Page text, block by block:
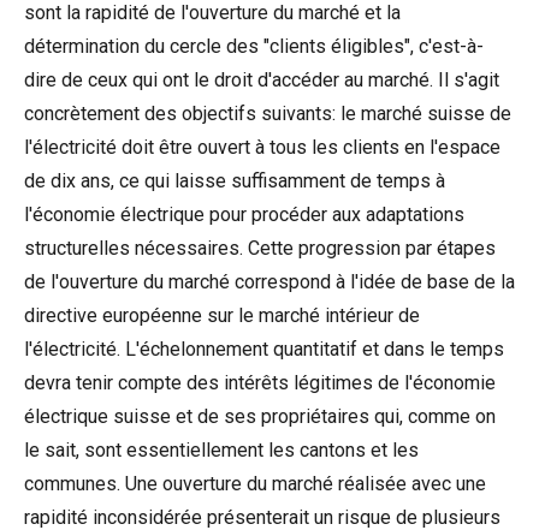
sont la rapidité de l'ouverture du marché et la
détermination du cercle des "clients éligibles", c'est-à-
dire de ceux qui ont le droit d'accéder au marché. Il s'agit
concrètement des objectifs suivants: le marché suisse de
l'électricité doit être ouvert à tous les clients en l'espace
de dix ans, ce qui laisse suffisamment de temps à
l'économie électrique pour procéder aux adaptations
structurelles nécessaires. Cette progression par étapes
de l'ouverture du marché correspond à l'idée de base de la
directive européenne sur le marché intérieur de
l'électricité. L'échelonnement quantitatif et dans le temps
devra tenir compte des intérêts légitimes de l'économie
électrique suisse et de ses propriétaires qui, comme on
le sait, sont essentiellement les cantons et les
communes. Une ouverture du marché réalisée avec une
rapidité inconsidérée présenterait un risque de plusieurs